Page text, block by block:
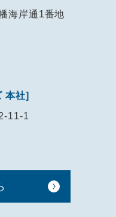
海岸通1番地
本社]
11-1